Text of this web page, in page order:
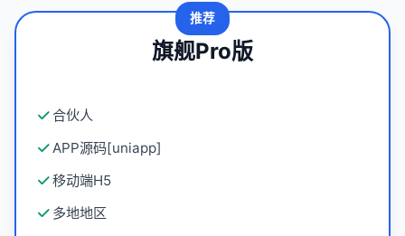
推荐
旗舰Pro版
合伙人
APP源码[uniapp]
移动端H5
多地地区